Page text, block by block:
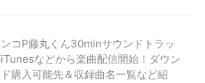
コP藤丸くん30minサウンドトラッ
などから楽曲配信開始！ダウン
ド購入可能先＆収録曲名一覧など紹